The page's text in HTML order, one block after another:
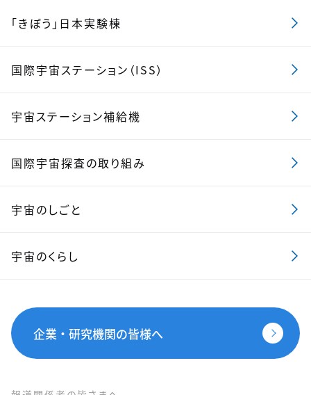
「きぼう」日本実験棟
国際宇宙ステーション（ISS）
宇宙ステーション補給機
国際宇宙探査の取り組み
宇宙のしごと
宇宙のくらし
企業・研究機関の皆様へ